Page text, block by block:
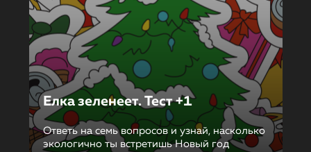
Елка зеленеет. Тест +1
Ответь на семь вопросов и узнай, насколько
экологично ты встретишь Новый год